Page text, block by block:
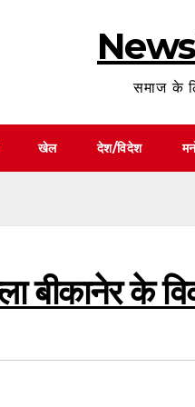
समाज के
खेल देश/विदेश
बीकानेर के